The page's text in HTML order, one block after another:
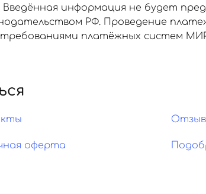
информация не будет
РФ. Проведение
платёжных систем
оферта